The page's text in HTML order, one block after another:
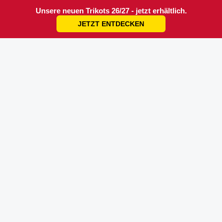
Unsere neuen Trikots 26/27 - jetzt erhältlich.
JETZT ENTDECKEN